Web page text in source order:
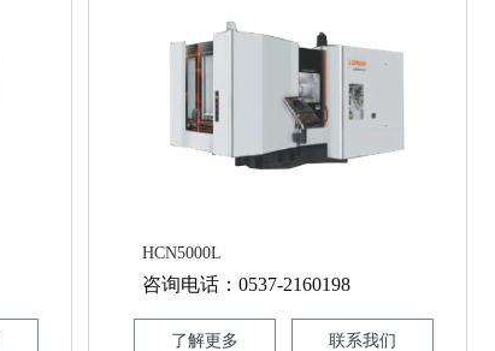
HCN5000L
咨询电话：0537-2160198
了解更多 联系我们